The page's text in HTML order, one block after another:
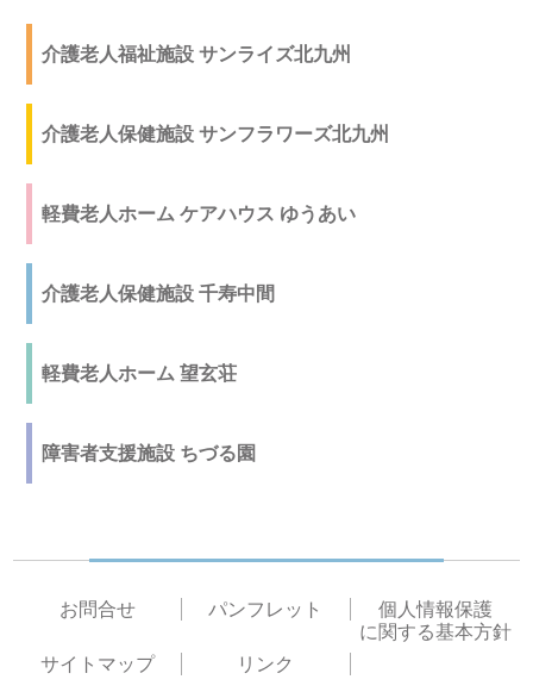
介護老人福祉施設 サンライズ北九州
介護老人保健施設 サンフラワーズ北九州
軽費老人ホーム ケアハウス ゆうあい
介護老人保健施設 千寿中間
軽費老人ホーム 望玄荘
障害者支援施設 ちづる園
お問合せ パンフレット
個人情報保護
に関する基本方針
サイトマップ
リンク